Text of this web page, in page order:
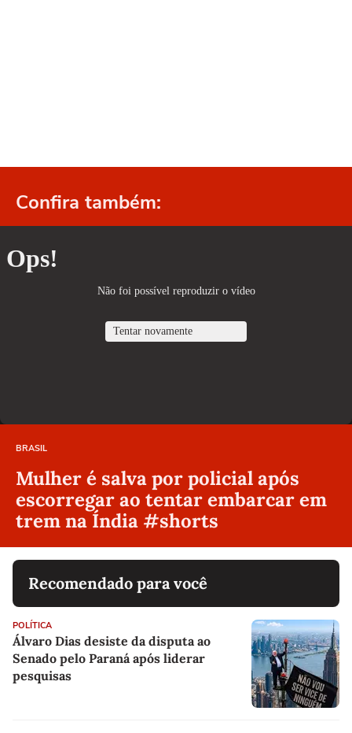
Confira também:
BRASIL
Mulher é salva por policial após
escorregar ao tentar embarcar em
trem na Índia #shorts
Recomendado para você
POLÍTICA
Álvaro Dias desiste da disputa ao
Senado pelo Paraná após liderar
pesquisas